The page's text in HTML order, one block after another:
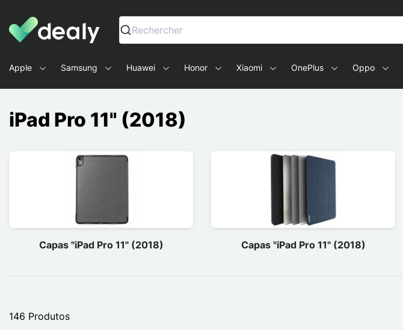
Dealy - Capas e acessórios para smartphones e tablets
Rechercher
Apple Samsung Huawei Honor Xiaomi OnePlus Oppo
iPad Pro 11" (2018)
Capas "iPad Pro 11" (2018) Capas "iPad Pro 11" (2018)
146 Produtos